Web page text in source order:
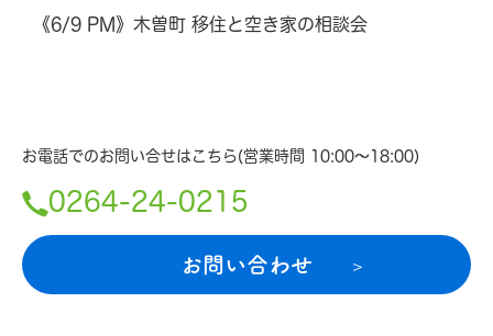
《6/9 PM》木曽町 移住と空き家の相談会
お電話でのお問い合せはこちら(営業時間 10:00〜18:00)
0264-24-0215
お問い合わせ